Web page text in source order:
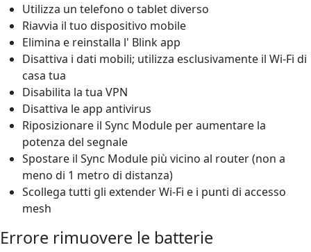
Utilizza un telefono o tablet diverso
Riavvia il tuo dispositivo mobile
Elimina e reinstalla l' Blink app
Disattiva i dati mobili; utilizza esclusivamente il Wi-Fi di
casa tua
Disabilita la tua VPN
Disattiva le app antivirus
Riposizionare il Sync Module per aumentare la
potenza del segnale
Spostare il Sync Module più vicino al router (non a
meno di 1 metro di distanza)
Scollega tutti gli extender Wi-Fi e i punti di accesso
mesh
Errore rimuovere le batterie